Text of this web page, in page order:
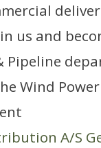
us and
Pipeline
Wind
A/S